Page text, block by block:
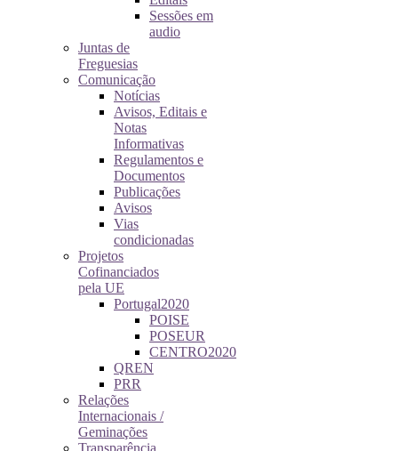
Sessões em
audio
Juntas de
Freguesias
Comunicação
Notícias
Avisos, Editais e
Notas
Informativas
Regulamentos e
Documentos
Publicações
Avisos
Vias
condicionadas
Projetos
Cofinanciados
pela UE
Portugal2020
POISE
POSEUR
CENTRO2020
QREN
PRR
Relações
Internacionais /
Geminações
Transparência